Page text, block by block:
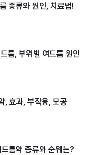
종류와 원인, 치료법!
름, 부위별 여드름 원인
, 효과, 부작용, 모공
름약 종류와 순위는?